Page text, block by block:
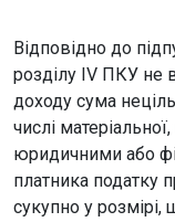
Відповідно до
розділу IV ПКУ не
доходу сума
числі
юридичними або
платника податку
сукупно у